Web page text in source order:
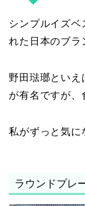
シンプルイズ
れた日本のブラ
野田琺瑯といえ
が有名ですが、
私がずっと気に
ラウンドプレ